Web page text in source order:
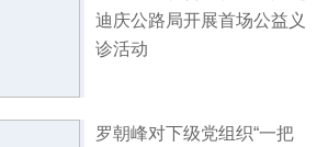
迪庆公路局开展首场公益义
诊活动
罗朝峰对下级党组织“一把